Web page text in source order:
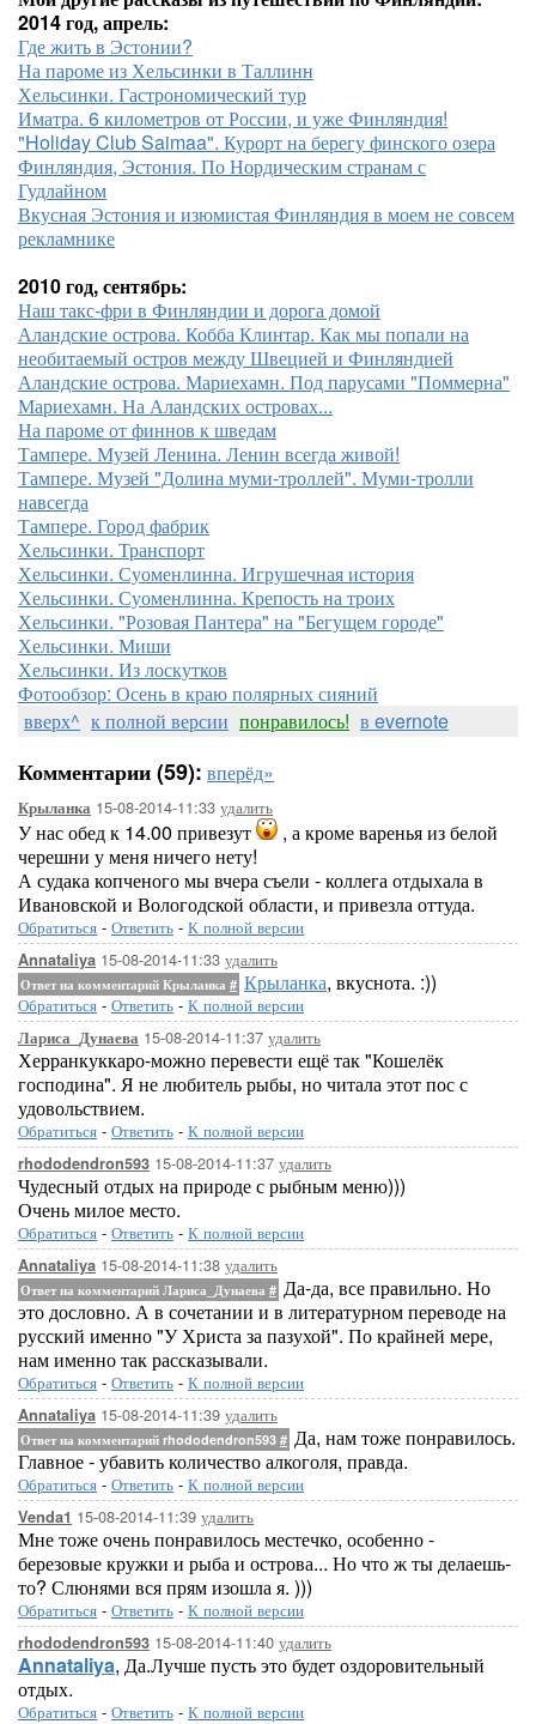
2014 год, апрель:
Где жить в Эстонии?
На пароме из Хельсинки в Таллинн
Хельсинки. Гастрономический тур
Иматра. 6 километров от России, и уже Финляндия!
"Holiday Club Saimaa". Курорт на берегу финского озера
Финляндия, Эстония. По Нордическим странам с
Гудлайном
Вкусная Эстония и изюмистая Финляндия в моем не совсем
рекламнике
2010 год, сентябрь:
Наш такс-фри в Финляндии и дорога домой
Аландские острова. Кобба Клинтар. Как мы попали на
необитаемый остров между Швецией и Финляндией
Аландские острова. Мариехамн. Под парусами "Поммерна"
Мариехамн. На Аландских островах...
На пароме от финнов к шведам
Тампере. Музей Ленина. Ленин всегда живой!
Тампере. Музей "Долина муми-троллей". Муми-тролли
навсегда
Тампере. Город фабрик
Хельсинки. Транспорт
Хельсинки. Суоменлинна. Игрушечная история
Хельсинки. Суоменлинна. Крепость на троих
Хельсинки. "Розовая Пантера" на "Бегущем городе"
Хельсинки. Миши
Хельсинки. Из лоскутков
Фотообзор: Осень в краю полярных сияний
вверх^ к полной версии понравилось! в evernote
Комментарии (59): вперёд»
Крыланка 15-08-2014-11:33 удалить
У нас обед к 14.00 привезут
, а кроме варенья из белой
черешни у меня ничего нету!
А судака копченого мы вчера съели - коллега отдыхала в
Ивановской и Вологодской области, и привезла оттуда.
Обратиться - Ответить - К полной версии
Annataliya 15-08-2014-11:33 удалить
Ответ на комментарий Крыланка # Крыланка, вкуснота. :))
Обратиться - Ответить - К полной версии
Лариса_Дунаева 15-08-2014-11:37 удалить
Херранкуккаро-можно перевести ещё так "Кошелёк
господина". Я не любитель рыбы, но читала этот пос с
удовольствием.
Обратиться - Ответить - К полной версии
rhododendron593 15-08-2014-11:37 удалить
Чудесный отдых на природе с рыбным меню)))
Очень милое место.
Обратиться - Ответить - К полной версии
Annataliya 15-08-2014-11:38 удалить
Ответ на комментарий Лариса_Дунаева # Да-да, все правильно. Но
это дословно. А в сочетании и в литературном переводе на
русский именно "У Христа за пазухой". По крайней мере,
нам именно так рассказывали.
Обратиться - Ответить - К полной версии
Annataliya 15-08-2014-11:39 удалить
Ответ на комментарий rhododendron593 # Да, нам тоже понравилось.
Главное - убавить количество алкоголя, правда.
Обратиться - Ответить - К полной версии
Venda1 15-08-2014-11:39 удалить
Мне тоже очень понравилось местечко, особенно -
березовые кружки и рыба и острова... Но что ж ты делаешь-
то? Слюнями вся прям изошла я. )))
Обратиться - Ответить - К полной версии
rhododendron593 15-08-2014-11:40 удалить
Annataliya, Да.Лучше пусть это будет оздоровительный
отдых.
Обратиться - Ответить - К полной версии